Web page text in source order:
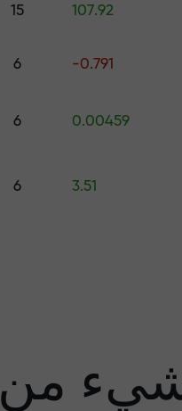
قم بإيداع المبلغ في حسابك 15 107.92
6 -0.791
6 0.00459
6 3.51
من